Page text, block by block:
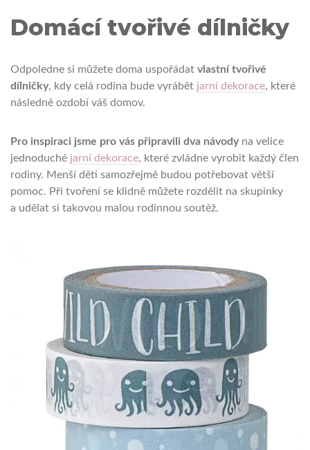
Domácí tvořivé dílničky
Odpoledne si můžete doma uspořádat vlastní tvořivé
dílničky, kdy celá rodina bude vyrábět jarní dekorace, které
následně ozdobí váš domov.
Pro inspiraci jsme pro vás připravili dva návodyna velice
jednoduché jarní dekorace, které zvládne vyrobit každý člen
rodiny. Menší děti samozřejmě budou potřebovat větší
pomoc. Při tvoření se klidně můžete rozdělit na skupinky
a udělat si takovou malou rodinnou soutěž.